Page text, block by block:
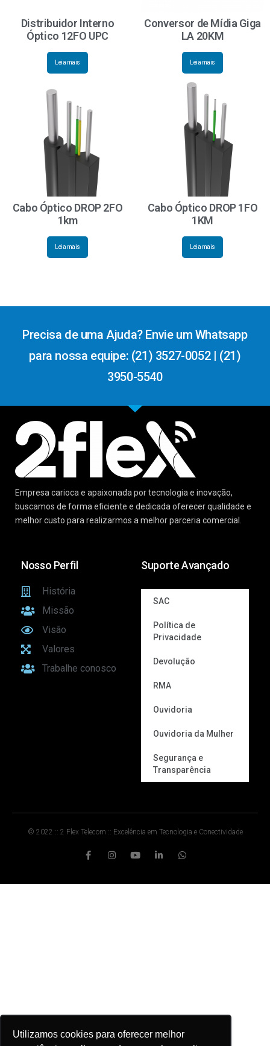
Utilizamos cookies para oferecer melhor
Distribuidor Interno
Óptico 12FO UPC
Leia mais
Conversor de Mídia Giga
LA 20KM
Leia mais
Cabo Óptico DROP 2FO
1km
Leia mais
Cabo Óptico DROP 1FO
1KM
Leia mais
Precisa de uma Ajuda? Envie um Whatsapp
para nossa equipe: (21) 3527-0052 | (21)
3950-5540
Empresa carioca e apaixonada por tecnologia e inovação,
buscamos de forma eficiente e dedicada oferecer qualidade e
melhor custo para realizarmos a melhor parceria comercial.
Nosso Perfil
História
Missão
Visão
Valores
Trabalhe conosco
Suporte Avançado
SAC
Política de
Privacidade
Devolução
RMA
Ouvidoria
Ouvidoria da Mulher
Segurança e
Transparência
© 2022 :: 2 Flex Telecom :: Excelência em Tecnologia e Conectividade